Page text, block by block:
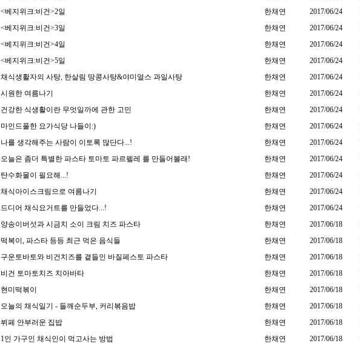
<베지위크:비건>2일 한채연 2017/06/24
<베지위크:비건>3일 한채연 2017/06/24
<베지위크:비건>4일 한채연 2017/06/24
<베지위크:비건>5일 한채연 2017/06/24
채식생활자의 사탕, 한살림 땅콩사탕&야미얼스 과일사탕 한채연 2017/06/24
시원한 여름나기 한채연 2017/06/24
건강한 식생활이란 무엇일까에 관한 고민 한채연 2017/06/24
마인드풀한 요가식당 나들이:) 한채연 2017/06/24
나를 생각해주는 사람이 이토록 많단다...! 한채연 2017/06/24
오늘은 좀더 특별한 파스타 토마토 파르펠레 를 만들어볼래! 한채연 2017/06/24
탄수화물이 필요해...! 한채연 2017/06/24
채식아이스크림으로 여름나기 한채연 2017/06/24
드디어 채식요거트를 만들었다...! 한채연 2017/06/24
양송이버섯과 시금치 소이 크림 치즈 파스타 한채연 2017/06/18
떡복이, 파스타 등등 최근 먹은 음식들 한채연 2017/06/18
구운토바토와 비건치즈를 곁들인 바질페스토 파스타 한채연 2017/06/18
비건 토마토치즈 치아바타 한채연 2017/06/18
현미떡볶이 한채연 2017/06/18
오늘의 채식일기 - 들깨순두부, 커리볶음밥 한채연 2017/06/18
뷔페 안부러운 집밥 한채연 2017/06/18
1인 가구인 채식인이 먹고사는 방법 한채연 2017/06/18